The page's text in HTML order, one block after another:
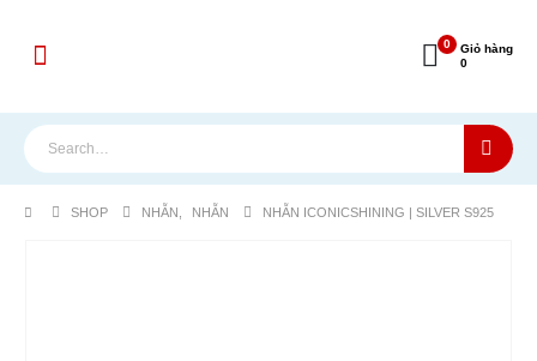
0
Giỏ hàng
0
SHOP NHẪN NHẪN NHẪN ICONICSHINING | SILVER S925